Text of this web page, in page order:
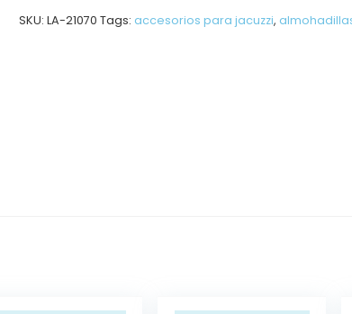
SKU:LA-21070 Tags: accesorios para jacuzzi,